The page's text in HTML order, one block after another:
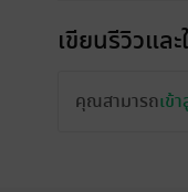
เขียนรีวิวแล
คุณสามารถเข้